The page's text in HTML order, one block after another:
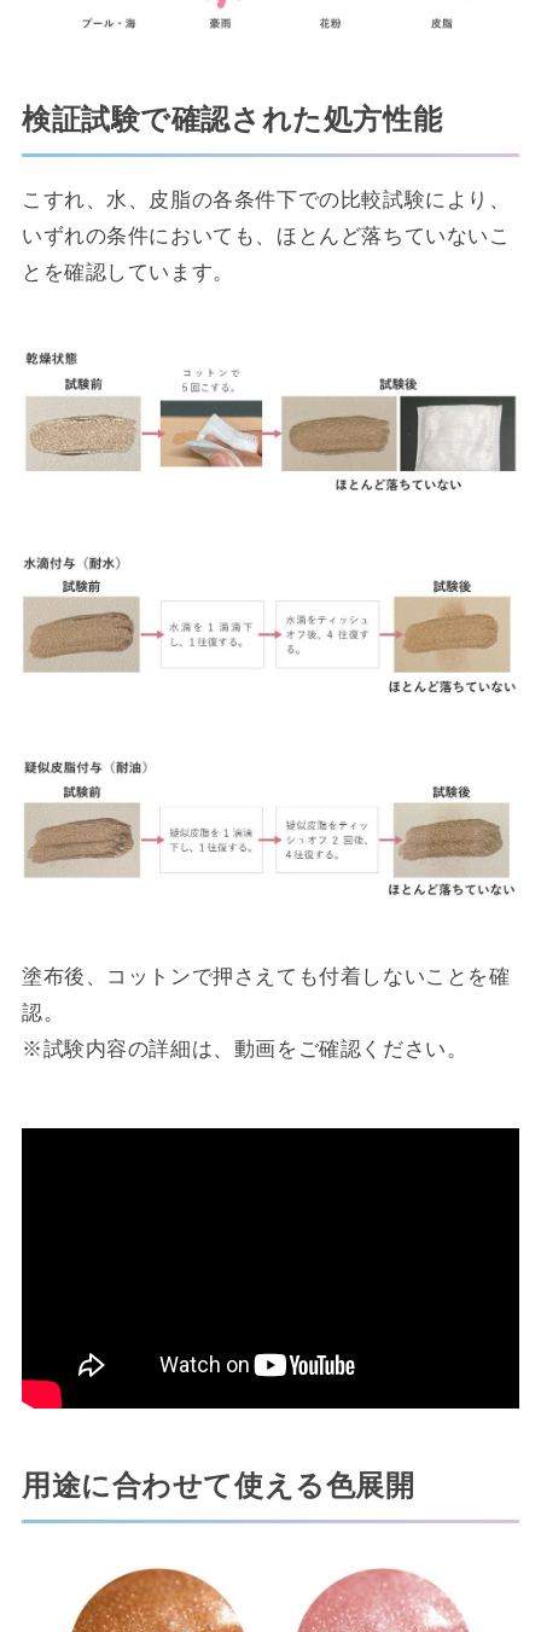
検証試験で確認された処方性能
こすれ、水、皮脂の各条件下での比較試験により、
いずれの条件においても、ほとんど落ちていないこ
とを確認しています。
塗布後、コットンで押さえても付着しないことを確
認。
※試験内容の詳細は、動画をご確認ください。
用途に合わせて使える色展開